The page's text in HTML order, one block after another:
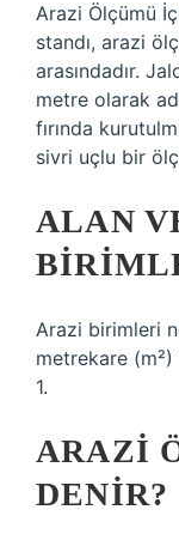
Arazi Ölçümü
standı, arazi
arasındadır.
metre olarak
fırında
sivri uçlu bir
ALAN
Arazi birimleri
metrekare
1.
ARAZI
DENIR?